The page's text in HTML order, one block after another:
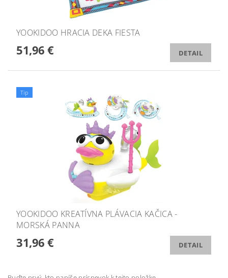
YOOKIDOO HRACIA DEKA FIESTA
51,96 € DETAIL
Tip
YOOKIDOO KREATÍVNA PLÁVACIA KAČICA -
MORSKÁ PANNA
31,96 € DETAIL